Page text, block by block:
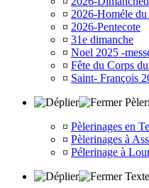
¤ 2026-Homéle du
¤ 2026-Pentecote
¤ 31e dimanche
¤ Noel 2025 -
¤ Fête du Corps
¤ Saint- François
¤ Pèlerinages en
¤ Pèlerinages à
¤ Pélerinage à